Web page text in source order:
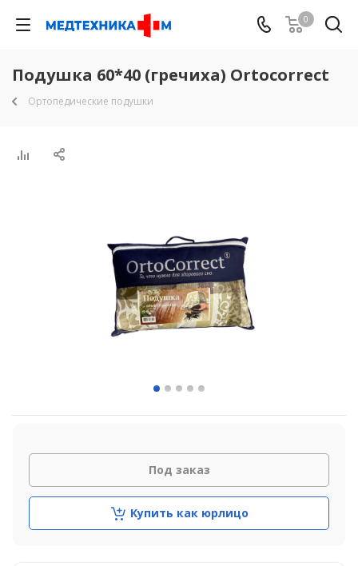
0
Подушка 60*40 (гречиха) Ortocorrect
Ортопедические подушки
Под заказ
Купить как юрлицо